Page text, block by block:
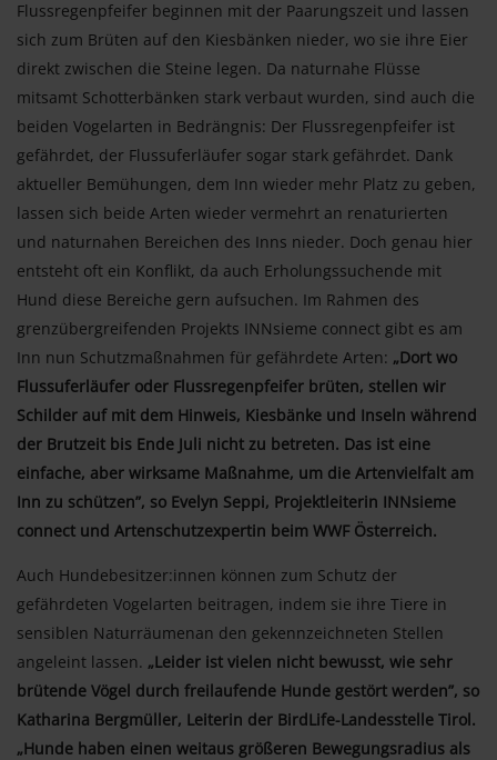
Flussregenpfeifer beginnen mit der Paarungszeit und lassen
sich zum Brüten auf den Kiesbänken nieder, wo sie ihre Eier
direkt zwischen die Steine legen. Da naturnahe Flüsse
mitsamt Schotterbänken stark verbaut wurden, sind auch die
beiden Vogelarten in Bedrängnis: Der Flussregenpfeifer ist
gefährdet, der Flussuferläufer sogar stark gefährdet. Dank
aktueller Bemühungen, dem Inn wieder mehr Platz zu geben,
lassen sich beide Arten wieder vermehrt an renaturierten
und naturnahen Bereichen des Inns nieder. Doch genau hier
entsteht oft ein Konflikt, da auch Erholungssuchende mit
Hund diese Bereiche gern aufsuchen. Im Rahmen des
grenzübergreifenden Projekts INNsieme connect gibt es am
Inn nun Schutzmaßnahmen für gefährdete Arten: „Dort wo
Flussuferläufer oder Flussregenpfeifer brüten, stellen wir
Schilder auf mit dem Hinweis, Kiesbänke und Inseln während
der Brutzeit bis Ende Juli nicht zu betreten. Das ist eine
einfache, aber wirksame Maßnahme, um die Artenvielfalt am
Inn zu schützen”, so Evelyn Seppi, Projektleiterin INNsieme
connect und Artenschutzexpertin beim WWF Österreich.
Auch Hundebesitzer:innen können zum Schutz der
gefährdeten Vogelarten beitragen, indem sie ihre Tiere in
sensiblen Naturräumenan den gekennzeichneten Stellen
angeleint lassen. „Leider ist vielen nicht bewusst, wie sehr
brütende Vögel durch freilaufende Hunde gestört werden”, so
Katharina Bergmüller, Leiterin der BirdLife-Landesstelle Tirol.
„Hunde haben einen weitaus größeren Bewegungsradius als